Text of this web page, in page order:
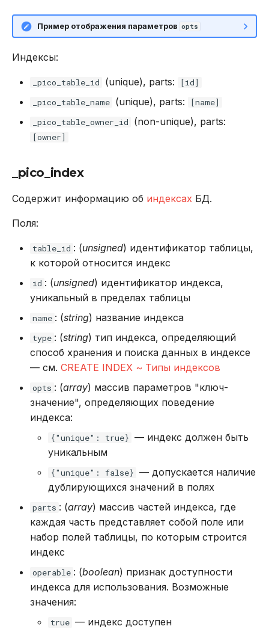
Пример отображения параметров opts
Индексы:
_pico_table_id (unique), parts:
[id]
_pico_table_name (unique), parts:
[name]
_pico_table_owner_id
(non-unique), parts:
[owner]
_pico_index
Содержит информацию об индексах БД.
Поля:
table_id : (unsigned) идентификатор таблицы,
к которой относится индекс
id : (unsigned) идентификатор индекса,
уникальный в пределах таблицы
name : (string) название индекса
type : (string) тип индекса, определяющий
способ хранения и поиска данных в индексе
— см. CREATE INDEX ~ Типы индексов
opts : (array) массив параметров "ключ-
значение", определяющих поведение
индекса:
{"unique": true} — индекс должен быть
уникальным
{"unique": false} — допускается наличие
дублирующихся значений в полях
parts : (array) массив частей индекса, где
каждая часть представляет собой поле или
набор полей таблицы, по которым строится
индекс
operable : (boolean) признак доступности
индекса для использования. Возможные
значения:
true — индекс доступен